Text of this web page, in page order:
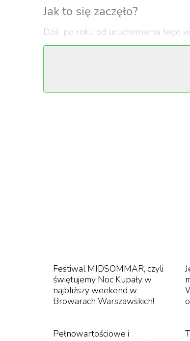
Jak to się zaczęło?
Dziś, po roku od uruchomienia tego
Warszawskie stały się tętniącym
stwierdzenie, że historia tego
warzonego na miejscu piwa! Ale
więc masz ochotę zjeść coś
Festiwal MIDSOMMAR, czyli
świętujemy Noc Kupały w
najbliższy weekend w
Browarach Warszawskich!
Pełnowartościowe i